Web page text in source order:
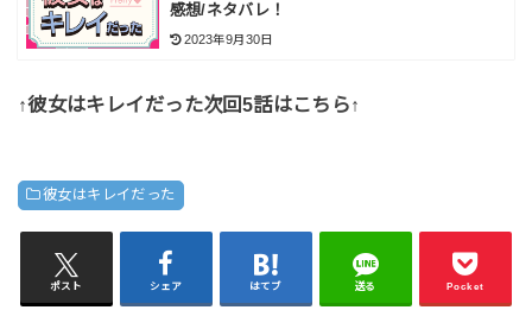
感想/ネタバレ！
2023年9月30日
↑彼女はキレイだった次回5話はこちら↑
彼女はキレイだった
ポスト シェア はてブ 送る Pocket